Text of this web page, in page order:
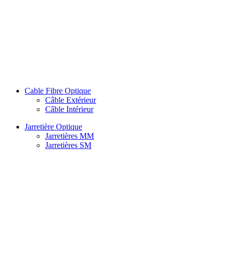
Cable Fibre Optique
Câble Extérieur
Câble Intérieur
Jarretière Optique
Jarretières MM
Jarretières SM